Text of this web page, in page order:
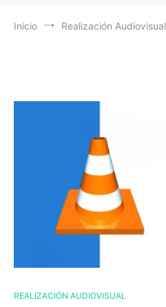
Inicio Realización Audiovisual
REALIZACIÓN AUDIOVISUAL